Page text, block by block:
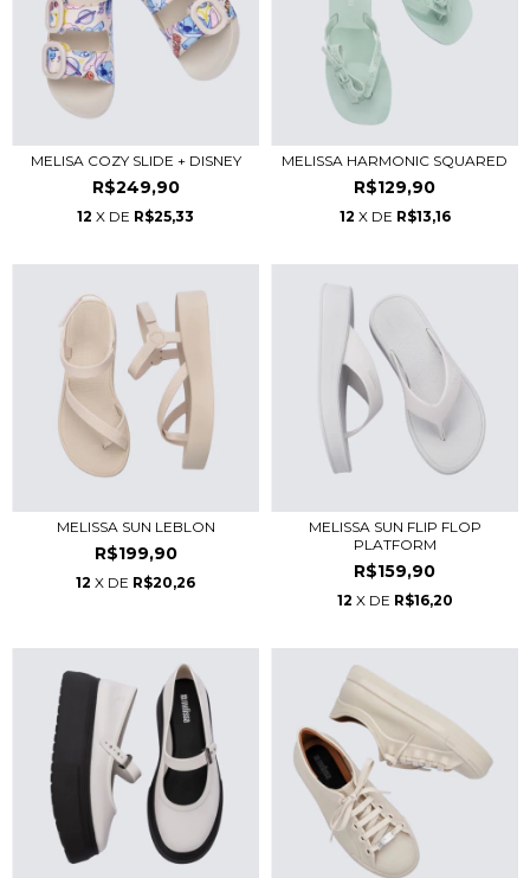
MELISA COZY SLIDE + DISNEY
R$249,90
12 X DE R$25,33
MELISSA HARMONIC SQUARED
R$129,90
12 X DE R$13,16
MELISSA SUN LEBLON
R$199,90
12 X DE R$20,26
MELISSA SUN FLIP FLOP
PLATFORM
R$159,90
12 X DE R$16,20